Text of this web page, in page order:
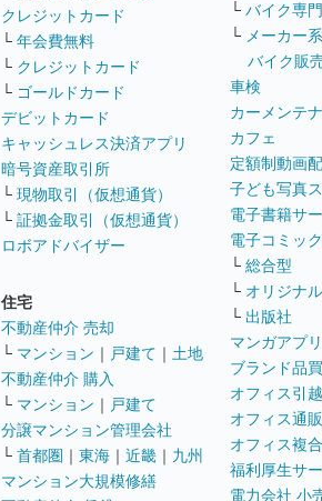
クレジットカード
└ 年会費無料
└ クレジットカード
└ ゴールドカード
デビットカード
キャッシュレス決済アプリ
暗号資産取引所
└ 現物取引（仮想通貨）
└ 証拠金取引（仮想通貨）
ロボアドバイザー
住宅
不動産仲介 売却
└ マンション ｜ 戸建て ｜ 土地
不動産仲介 購入
└ マンション ｜ 戸建て
分譲マンション管理会社
└ 首都圏 ｜ 東海 ｜ 近畿 ｜ 九州
マンション大規模修繕
└ バイク専
└ メーカー系
バイク販
車検
カーメンテ
カフェ
定額制動画
子ども写真
電子書籍サ
電子コミッ
└ 総合型
└ オリジナ
└ 出版社
マンガアプ
ブランド品
オフィス引
オフィス通販
オフィス複
福利厚生サ
電力会社 小